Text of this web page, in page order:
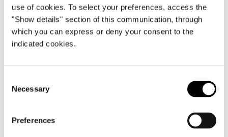
use of cookies. To select your preferences, access the
"Show details" section of this communication, through
which you can express or deny your consent to the
indicated cookies.
Selection
Necessary
Preferences